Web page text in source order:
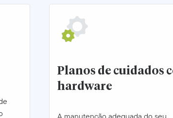
Planos de cuidados
hardware